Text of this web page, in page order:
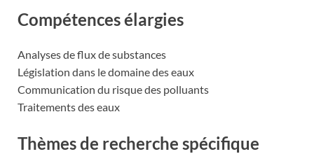
Compétences élargies
Analyses de flux de substances
Législation dans le domaine des eaux
Communication du risque des polluants
Traitements des eaux
Thèmes de recherche spécifique